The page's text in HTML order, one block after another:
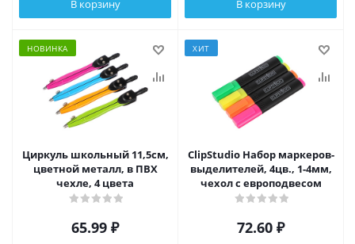
В корзину В корзину
НОВИНКА
Циркуль школьный 11,5см,
цветной металл, в ПВХ
чехле, 4 цвета
65.99 ₽
ХИТ
ClipStudio Набор маркеров-
выделителей, 4цв., 1-4мм,
чехол с европодвесом
72.60 ₽